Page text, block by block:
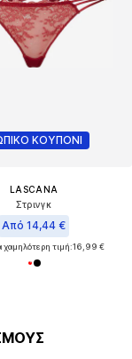
ΚΟΥΠΟΝΙ
LASCANA
Στρινγκ
Από 14,44 €
χαμηλότερη τιμή:16,99 €